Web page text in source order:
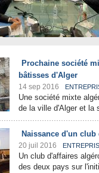
Prochaine société
bâtisses d'Alger
14 sep 2016
Une société mixte
de la ville d'Alger et la
Naissance d'un
20 juil 2016
Un club d'affaires
des deux pays sur